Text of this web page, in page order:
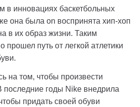
инновациях баскетбольных
она была on воспринята хип-хоп
в их образ жизни. Таким
прошел путь от легкой атлетики
на том, чтобы произвести
годы Nike внедрила
придать своей обуви